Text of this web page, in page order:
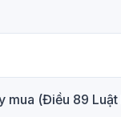
mua (Điều 89